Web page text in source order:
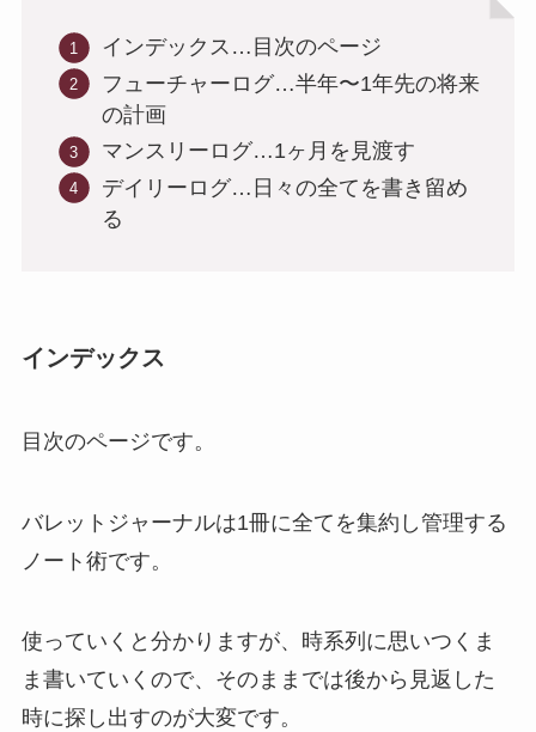
インデックス…目次のページ
フューチャーログ…半年〜1年先の将来
の計画
マンスリーログ…1ヶ月を見渡す
デイリーログ…日々の全てを書き留め
る
インデックス
目次のページです。
バレットジャーナルは1冊に全てを集約し管理する
ノート術です。
使っていくと分かりますが、時系列に思いつくま
ま書いていくので、そのままでは後から見返した
時に探し出すのが大変です。